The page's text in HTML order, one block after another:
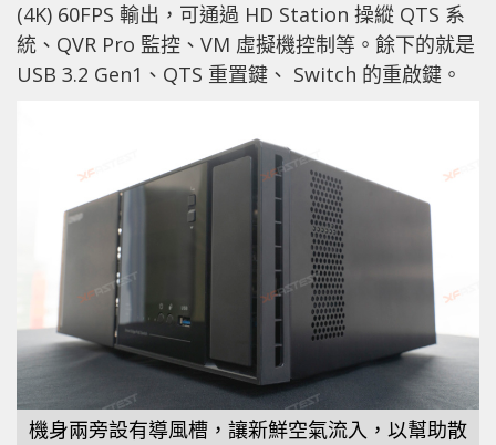
(4K) 60FPS 輸出，可通過 HD Station 操縱 QTS 系
統、QVR Pro 監控、VM 虛擬機控制等。餘下的就是
USB 3.2 Gen1、QTS 重置鍵、 Switch 的重啟鍵。
機身兩旁設有導風槽，讓新鮮空氣流入，以幫助散